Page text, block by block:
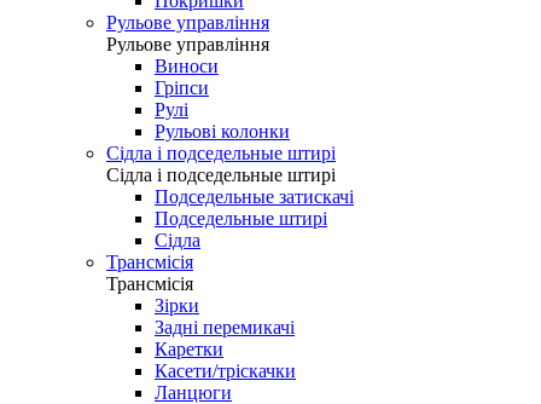
Рульове управління
Рульове управління
Виноси
Гріпси
Рулі
Рульові колонки
Сідла і подседельные штирі
Сідла і подседельные штирі
Подседельные затискачі
Подседельные штирі
Сідла
Трансмісія
Трансмісія
Зірки
Задні перемикачі
Каретки
Касети/тріскачки
Ланцюги